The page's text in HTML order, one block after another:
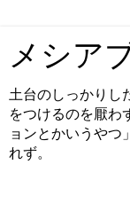
メシア
土台のしっかりし
をつけるのを厭わ
ョンとかいうやつ
れず。